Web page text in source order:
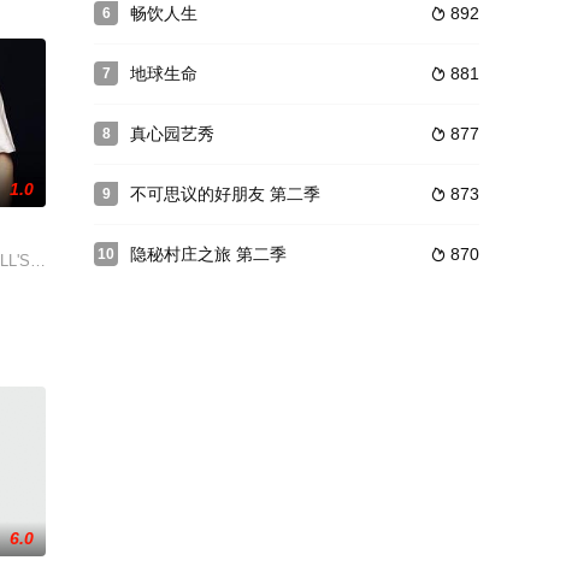
1.0
KITCHEN as supersta
6.0
6  892
畅饮人生
7  881
地球生命
8  877
真心园艺秀
9  873
不可思议的好朋友 第二季
10  870
隐秘村庄之旅 第二季